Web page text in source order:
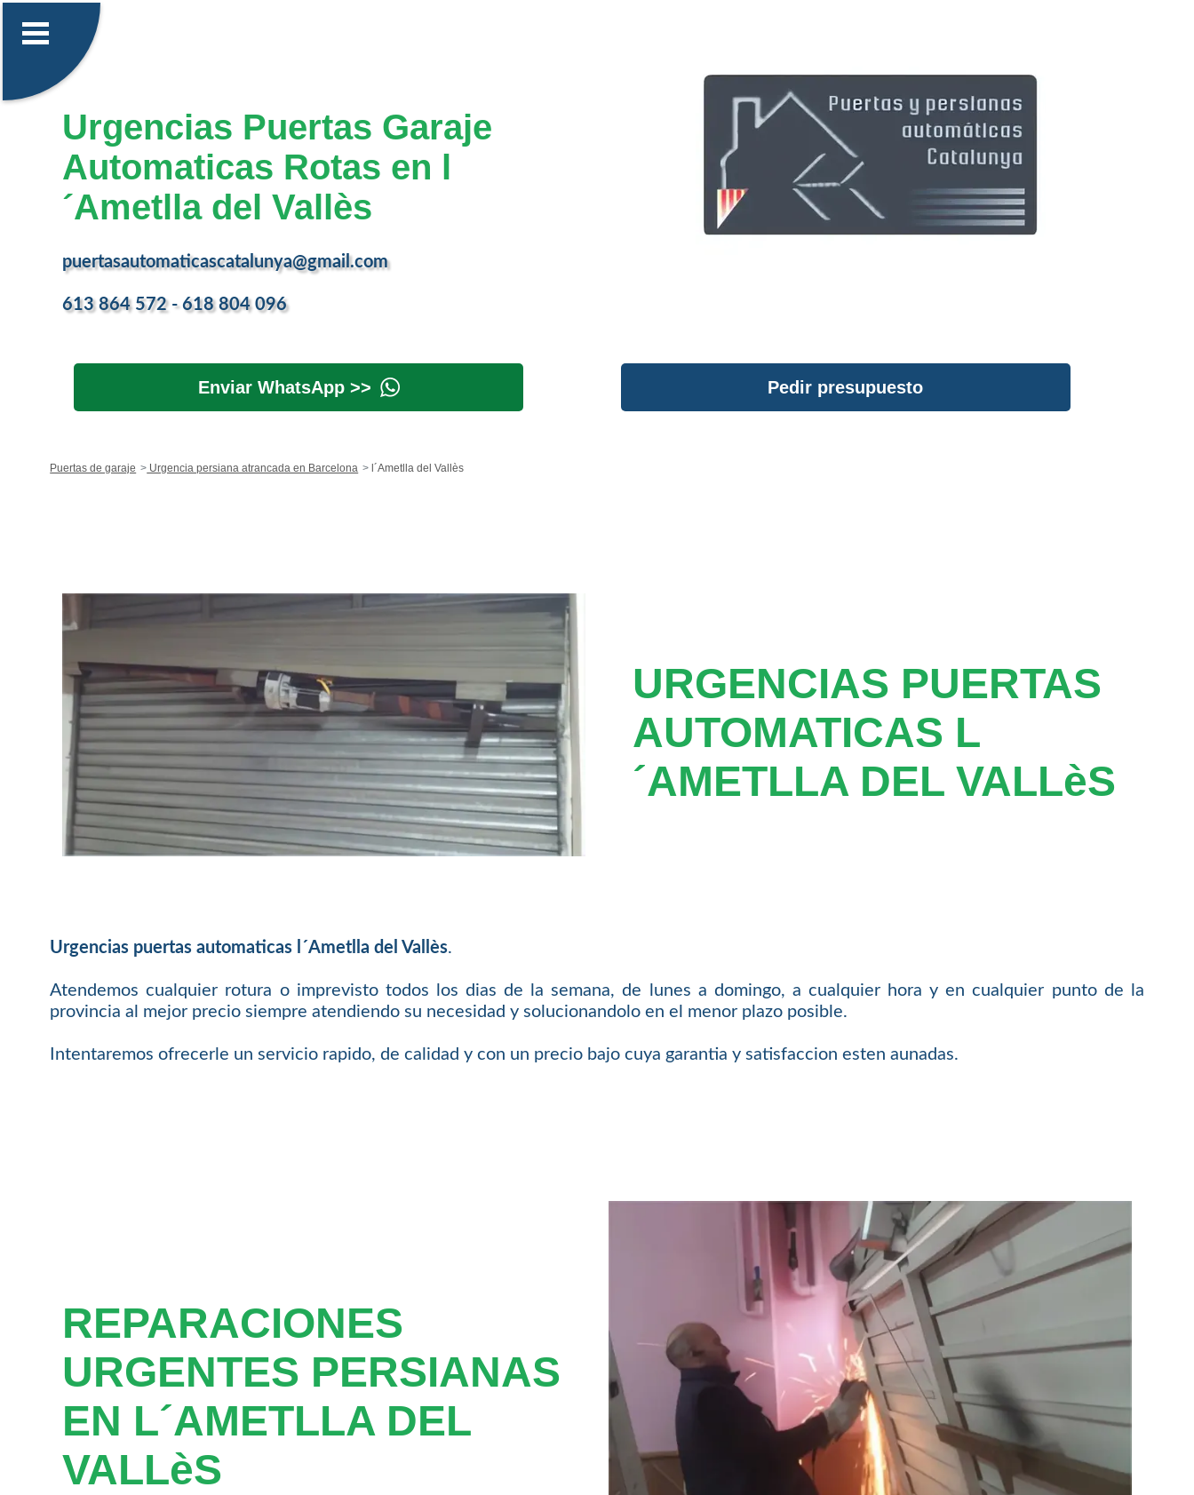
Urgencias Puertas Garaje
Automaticas Rotas en l
´Ametlla del Vallès
puertasautomaticascatalunya@gmail.com
613 864 572 - 618 804 096
Enviar WhatsApp >> Pedir presupuesto
Puertas de garaje Urgencia persiana atrancada en Barcelona l´Ametlla del Vallès
URGENCIAS PUERTAS
AUTOMATICAS L
´AMETLLA DEL VALLèS
Urgencias puertas automaticas l´Ametlla del Vallès.
Atendemos cualquier rotura o imprevisto todos los dias de la semana, de lunes a domingo, a cualquier hora y en cualquier punto de la
provincia al mejor precio siempre atendiendo su necesidad y solucionandolo en el menor plazo posible.
Intentaremos ofrecerle un servicio rapido, de calidad y con un precio bajo cuya garantia y satisfaccion esten aunadas.
REPARACIONES
URGENTES PERSIANAS
EN L´AMETLLA DEL
VALLèS